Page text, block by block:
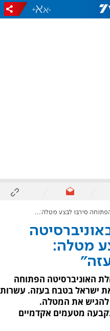
-
+
לבצע מטלה: "מאשימה בטבח בעזה"
מטלה:
האוניברסיטה הפתוחה
ישראל בטבח בעזה. עשרות
להגיש את המטלה.
מטעמים אקדמיים